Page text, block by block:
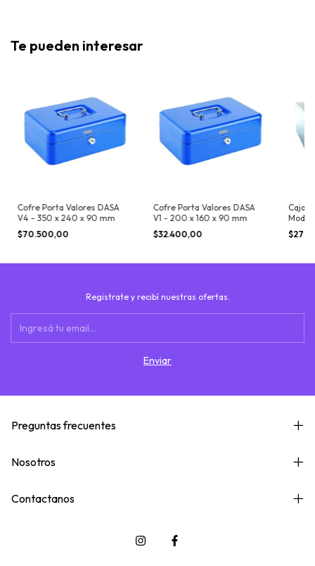
Te pueden interesar
Cofre Porta Valores DASA
V4 - 350 x 240 x 90 mm
$70.500,00
Cofre Porta Valores DASA
V1 - 200 x 160 x 90 mm
$32.400,00
Caja
Registrate y recibí nuestras ofertas.
Preguntas frecuentes
Nosotros
Contactanos